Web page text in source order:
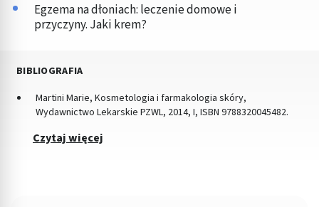
Egzema na dłoniach: leczenie domowe i
przyczyny. Jaki krem?
BIBLIOGRAFIA
Martini Marie, Kosmetologia i farmakologia skóry,
Wydawnictwo Lekarskie PZWL, 2014, I, ISBN 9788320045482.
Czytaj więcej